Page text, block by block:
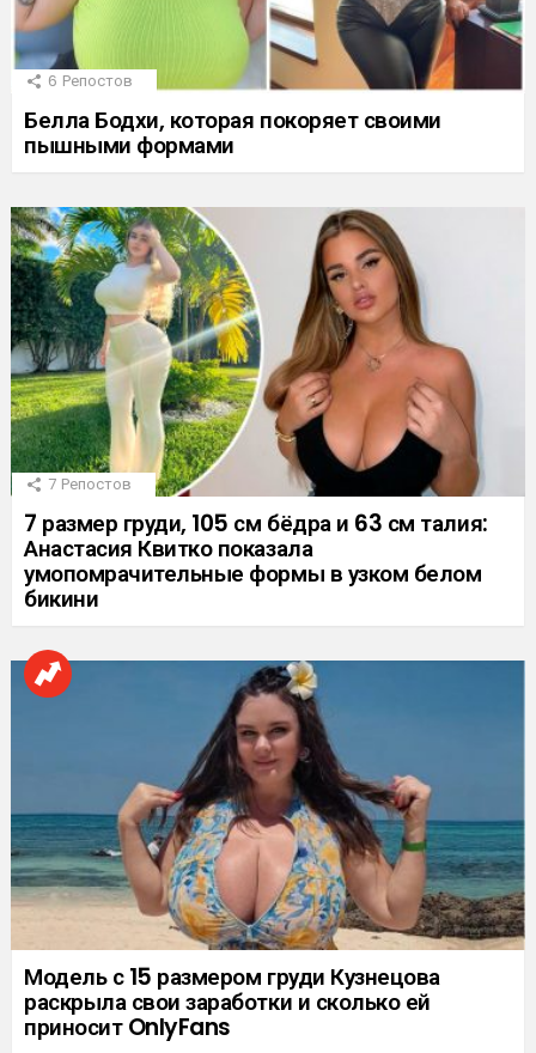
6 Репостов
Белла Бодхи, которая покоряет своими
пышными формами
7 Репостов
7 размер груди, 105 см бёдра и 63 см талия:
Анастасия Квитко показала
умопомрачительные формы в узком белом
бикини
Модель с 15 размером груди Кузнецова
раскрыла свои заработки и сколько ей
приносит OnlyFans